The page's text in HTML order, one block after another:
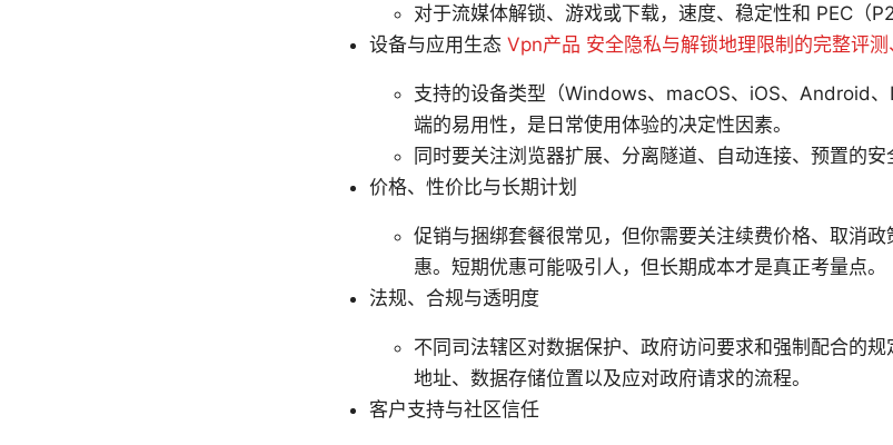
对于流媒体解锁、游戏或下载，速度、稳定性和 PEC（
设备与应用生态 Vpn产品 安全隐私与解锁地理限制的完整评
支持的设备类型（Windows、macOS、iOS、Android
端的易用性，是日常使用体验的决定性因素。
同时要关注浏览器扩展、分离隧道、自动连接、预置的安
价格、性价比与长期计划
促销与捆绑套餐很常见，但你需要关注续费价格、取消
惠。短期优惠可能吸引人，但长期成本才是真正考量点。
法规、合规与透明度
不同司法辖区对数据保护、政府访问要求和强制配合的
地址、数据存储位置以及应对政府请求的流程。
客户支持与社区信任